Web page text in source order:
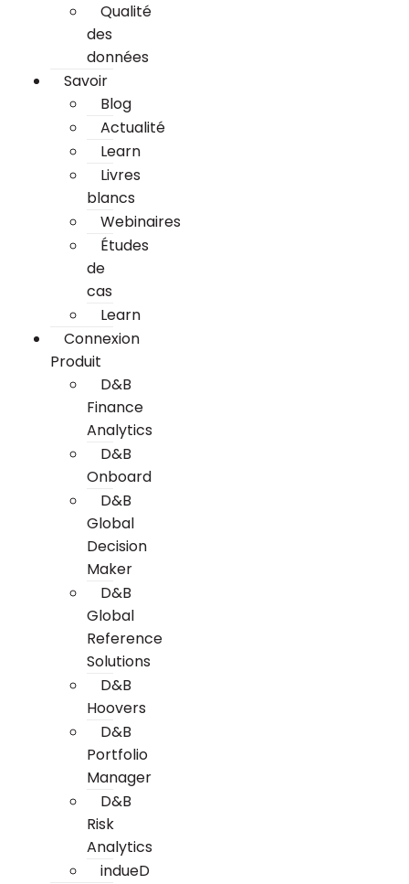
Qualité
des
données
Savoir
Blog
Actualité
Learn
Livres
blancs
Webinaires
Études
de
cas
Learn
Connexion
Produit
D&B
Finance
Analytics
D&B
Onboard
D&B
Global
Decision
Maker
D&B
Global
Reference
Solutions
D&B
Hoovers
D&B
Portfolio
Manager
D&B
Risk
Analytics
indueD